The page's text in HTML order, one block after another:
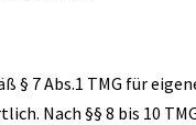
§ 7 Abs.1 TMG für
Nach §§ 8 bis 10